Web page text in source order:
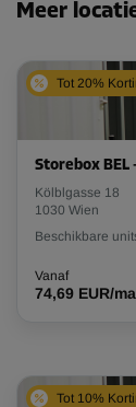
Meer
Tot 20%
Storebox BEL
Kölblgasse 18
1030 Wien
Beschikbare
Vanaf
74,69 EUR/
Tot 10%